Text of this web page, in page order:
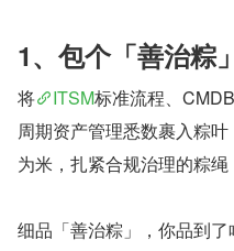
1、包个「善治粽」
将 ITSM标准流程、
周期资产管理悉数裹入粽
为米，扎紧合规治理的粽绳
细品「善治粽」，你品到了